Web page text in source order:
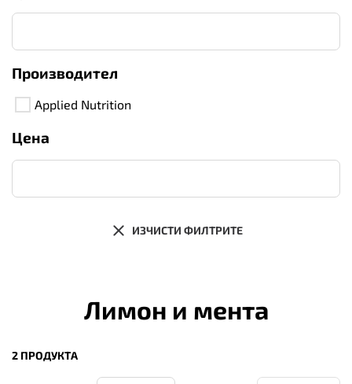
Производител
Applied Nutrition
Цена
ИЗЧИСТИ ФИЛТРИТЕ
Лимон и мента
2 ПРОДУКТА